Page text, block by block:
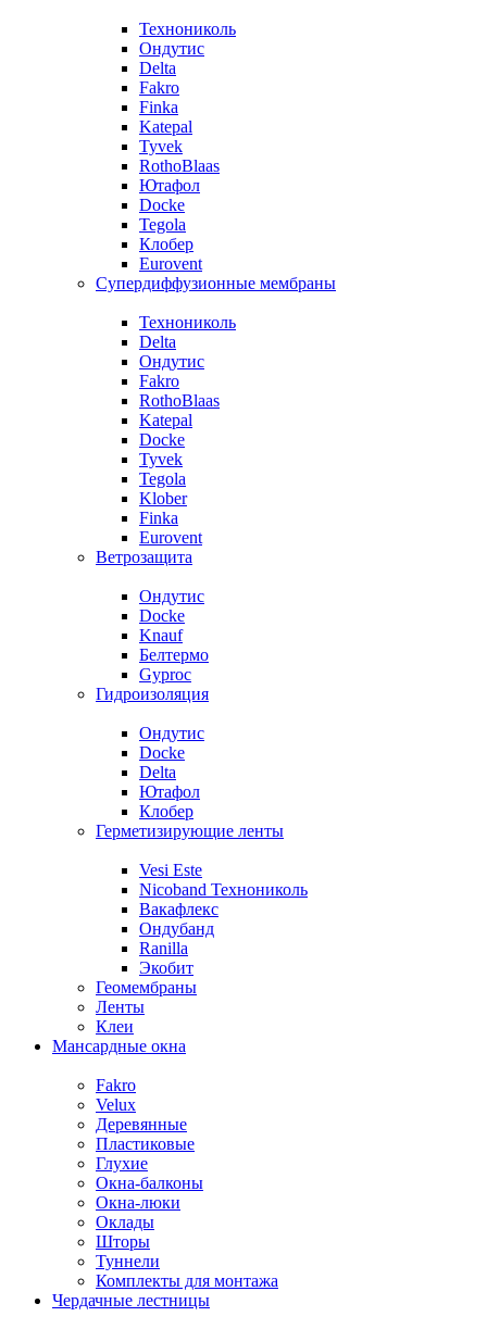
Технониколь
Ондутис
Delta
Fakro
Finka
Katepal
Tyvek
RothoBlaas
Ютафол
Docke
Tegola
Клобер
Eurovent
Супердиффузионные мембраны
Технониколь
Delta
Ондутис
Fakro
RothoBlaas
Katepal
Docke
Tyvek
Tegola
Klober
Finka
Eurovent
Ветрозащита
Ондутис
Docke
Knauf
Белтермо
Gyproc
Гидроизоляция
Ондутис
Docke
Delta
Ютафол
Клобер
Герметизирующие ленты
Vesi Este
Nicoband Технониколь
Вакафлекс
Ондубанд
Ranilla
Экобит
Геомембраны
Ленты
Клеи
Мансардные окна
Fakro
Velux
Деревянные
Пластиковые
Глухие
Окна-балконы
Окна-люки
Оклады
Шторы
Туннели
Комплекты для монтажа
Чердачные лестницы